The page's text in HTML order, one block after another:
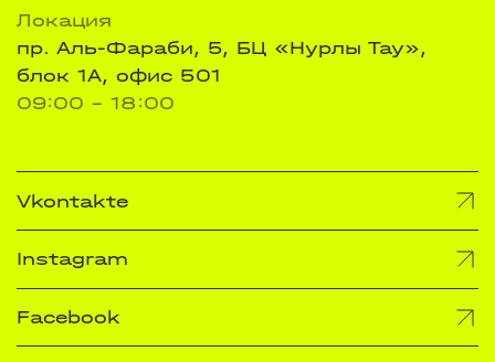
Локация
пр. Аль-Фараби, 5, БЦ «Нурлы Тау»,
блок 1А, офис 501
09:00 - 18:00
Vkontakte
Instagram
Facebook